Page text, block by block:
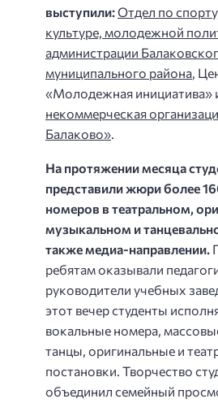
выступили:Отдел по
культуре, молодежной
администрации
муниципального района ,
«Молодежная инициатива»
некоммерческая
Балаково»
На протяжении месяца
представили жюри более
номеров в театральном,
музыкальном и
также медиа-направлении.
ребятам оказывали
руководители учебных
этот вечер студенты
вокальные номера,
танцы, оригинальные и
постановки. Творчество
объединил семейный